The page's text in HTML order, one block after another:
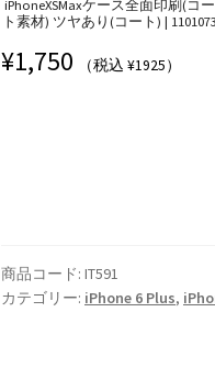
iPhoneXSMaxケース全面印刷(コー
ト素材) ツヤあり(コート) | 1101073
¥1,750 （税込 ¥1925）
商品コード: IT591
カテゴリー: iPhone 6 Plus,